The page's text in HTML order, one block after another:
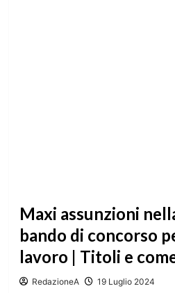
Maxi assunzioni
bando di concorso
lavoro | Titoli e
RedazioneA 19 Luglio 2024